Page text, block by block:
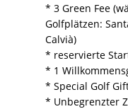
* 3 Green Fee
Golfplätzen:
Calvià)
* reservierte
* 1
* Special Golf
* Unbegrenzter